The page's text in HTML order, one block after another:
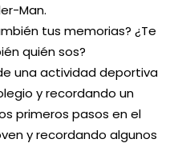
Man.
tus memorias? ¿Te
quién sos?
una actividad deportiva
y recordando un
primeros pasos en el
y recordando algunos